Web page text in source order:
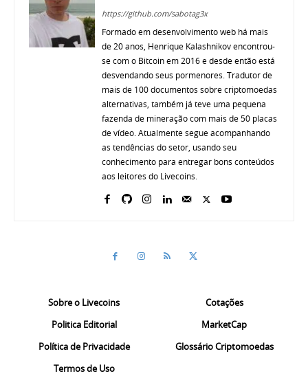
https://github.com/sabotag3x
Formado em desenvolvimento web há mais
de 20 anos, Henrique Kalashnikov encontrou-
se com o Bitcoin em 2016 e desde então está
desvendando seus pormenores. Tradutor de
mais de 100 documentos sobre criptomoedas
alternativas, também já teve uma pequena
fazenda de mineração com mais de 50 placas
de vídeo. Atualmente segue acompanhando
as tendências do setor, usando seu
conhecimento para entregar bons conteúdos
aos leitores do Livecoins.
Sobre o Livecoins
Politica Editorial
Política de Privacidade
Termos de Uso
Cotações
MarketCap
Glossário Criptomoedas